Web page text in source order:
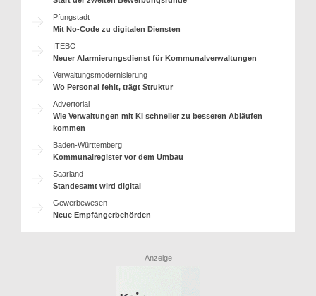
Pfungstadt
Mit No-Code zu digitalen Diensten
ITEBO
Neuer Alarmierungsdienst für Kommunalverwaltungen
Verwaltungsmodernisierung
Wo Personal fehlt, trägt Struktur
Advertorial
Wie Verwaltungen mit KI schneller zu besseren Abläufen
kommen
Baden-Württemberg
Kommunalregister vor dem Umbau
Saarland
Standesamt wird digital
Gewerbewesen
Neue Empfängerbehörden
Anzeige